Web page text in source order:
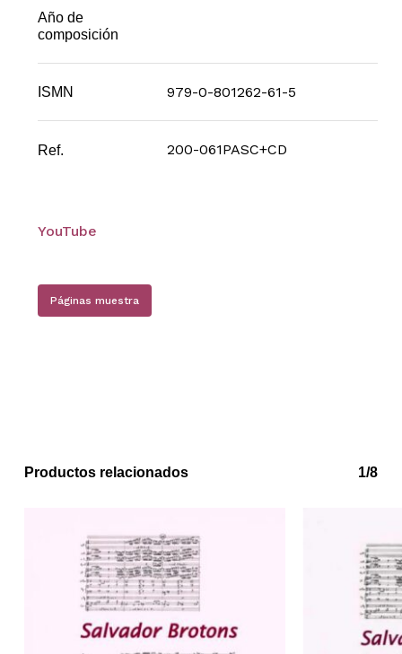
Año de
composición
ISMN 979-0-801262-61-5
Ref. 200-061PASC+CD
YouTube
Páginas muestra
Productos relacionados 1/8